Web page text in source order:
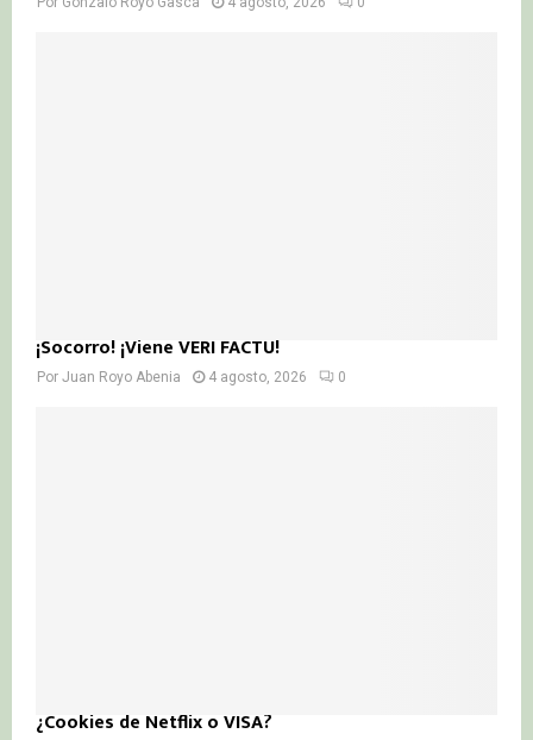
¡Socorro! ¡Viene VERI FACTU!
Por Juan Royo Abenia 4 agosto, 2026 0
¿Cookies de Netflix o VISA?